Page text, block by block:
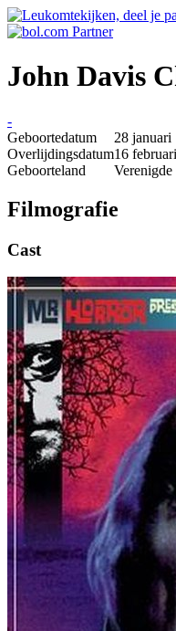
John Davis
-
Geboortedatum
28 januari
Overlijdingsdatum16
Geboorteland
Verenigde
Filmografie
Cast